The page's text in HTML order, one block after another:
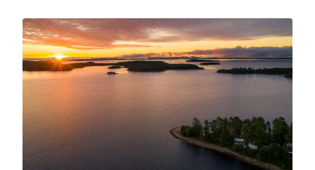
sécurité,
c’est
ma
responsabilité
Le
réservoir
Baskatong
:
une
destination
de
vacances
à